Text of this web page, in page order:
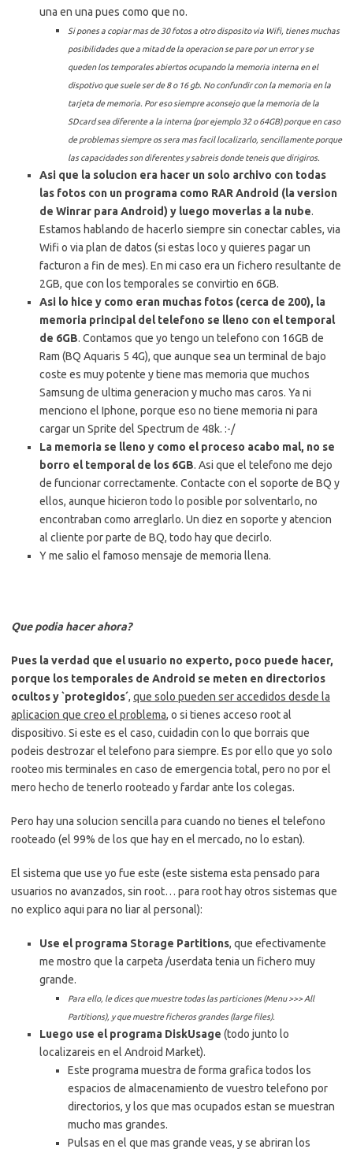
una en una pues como que no.
Si pones a copiar mas de 30 fotos a otro disposito via Wifi, tienes muchas
posibilidades que a mitad de la operacion se pare por un error y se
queden los temporales abiertos ocupando la memoria interna en el
dispotivo que suele ser de 8 o 16 gb. No confundir con la memoria en la
tarjeta de memoria. Por eso siempre aconsejo que la memoria de la
SDcard sea diferente a la interna (por ejemplo 32 o 64GB) porque en caso
de problemas siempre os sera mas facil localizarlo, sencillamente porque
las capacidades son diferentes y sabreis donde teneis que dirigiros.
Asi que la solucion era hacer un solo archivo con todas
las fotos con un programa como RAR Android (la version
de Winrar para Android) y luego moverlas a la nube.
Estamos hablando de hacerlo siempre sin conectar cables, via
Wifi o via plan de datos (si estas loco y quieres pagar un
facturon a fin de mes). En mi caso era un fichero resultante de
2GB, que con los temporales se convirtio en 6GB.
Asi lo hice y como eran muchas fotos (cerca de 200), la
memoria principal del telefono se lleno con el temporal
de 6GB. Contamos que yo tengo un telefono con 16GB de
Ram (BQ Aquaris 5 4G), que aunque sea un terminal de bajo
coste es muy potente y tiene mas memoria que muchos
Samsung de ultima generacion y mucho mas caros. Ya ni
menciono el Iphone, porque eso no tiene memoria ni para
cargar un Sprite del Spectrum de 48k. :-/
La memoria se lleno y como el proceso acabo mal, no se
borro el temporal de los 6GB. Asi que el telefono me dejo
de funcionar correctamente. Contacte con el soporte de BQ y
ellos, aunque hicieron todo lo posible por solventarlo, no
encontraban como arreglarlo. Un diez en soporte y atencion
al cliente por parte de BQ, todo hay que decirlo.
Y me salio el famoso mensaje de memoria llena.
Que podia hacer ahora?
Pues la verdad que el usuario no experto, poco puede hacer,
porque los temporales de Android se meten en directorios
ocultos y `protegidos´, que solo pueden ser accedidos desde la
aplicacion que creo el problema, o si tienes acceso root al
dispositivo. Si este es el caso, cuidadin con lo que borrais que
podeis destrozar el telefono para siempre. Es por ello que yo solo
rooteo mis terminales en caso de emergencia total, pero no por el
mero hecho de tenerlo rooteado y fardar ante los colegas.
Pero hay una solucion sencilla para cuando no tienes el telefono
rooteado (el 99% de los que hay en el mercado, no lo estan).
El sistema que use yo fue este (este sistema esta pensado para
usuarios no avanzados, sin root… para root hay otros sistemas que
no explico aqui para no liar al personal):
Use el programa Storage Partitions, que efectivamente
me mostro que la carpeta /userdata tenia un fichero muy
grande.
Para ello, le dices que muestre todas las particiones (Menu >>> All
Partitions), y que muestre ficheros grandes (large files).
Luego use el programa DiskUsage (todo junto lo
localizareis en el Android Market).
Este programa muestra de forma grafica todos los
espacios de almacenamiento de vuestro telefono por
directorios, y los que mas ocupados estan se muestran
mucho mas grandes.
Pulsas en el que mas grande veas, y se abriran los